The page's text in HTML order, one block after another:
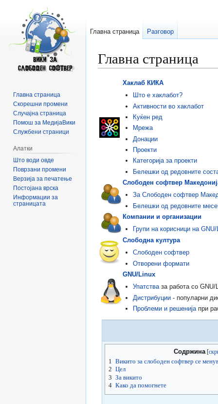
Главна страница
прегледникот
пребарувањето
Хаклаб КИКА
Што е хаклабот?
Активности во хаклабот
Куќен ред
Мрежа
Донации
Проекти
Категорија за проекти
Белешки од редовните
Слободен софтвер
За Слободен софтвер
Белешки од редовните
Компании и организации
Групи на корисници на
Слободна култура
Слободен софтвер
Отворени формати
GNU/Linux
Упатстваза работа со GNU/
Дистрибуции - популарни
Проблеми и решенијапри
Содржина
1 Викито за слободен софтвер сe
2 Цел
3 Зa викито
4 Како да помогнете
Главна страница Разговор
Главна страница
Скорешни промени
Случајна страница
Помош за МедијаВики
Службени страници
Алатки
Што води овде
Поврзани промени
Верзија за печатење
Постојана врска
Информации за
страницата